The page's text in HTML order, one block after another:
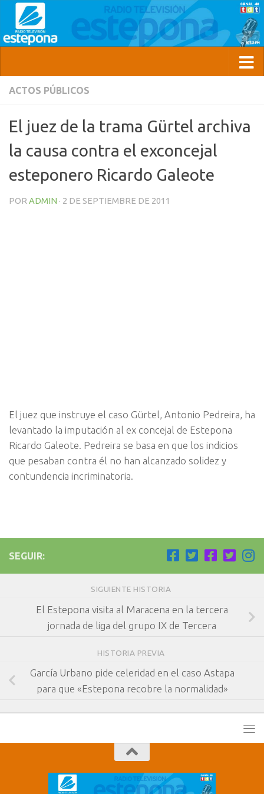
ACTOS PÚBLICOS
El juez de la trama Gürtel archiva
la causa contra el exconcejal
esteponero Ricardo Galeote
POR ADMIN · 2 DE SEPTIEMBRE DE 2011
El juez que instruye el caso Gürtel, Antonio Pedreira, ha
levantado la imputación al ex concejal de Estepona
Ricardo Galeote. Pedreira se basa en que los indicios
que pesaban contra él no han alcanzado solidez y
contundencia incriminatoria.
SEGUIR:
SIGUIENTE HISTORIA
El Estepona visita al Maracena en la tercera
jornada de liga del grupo IX de Tercera
HISTORIA PREVIA
García Urbano pide celeridad en el caso Astapa
para que «Estepona recobre la normalidad»